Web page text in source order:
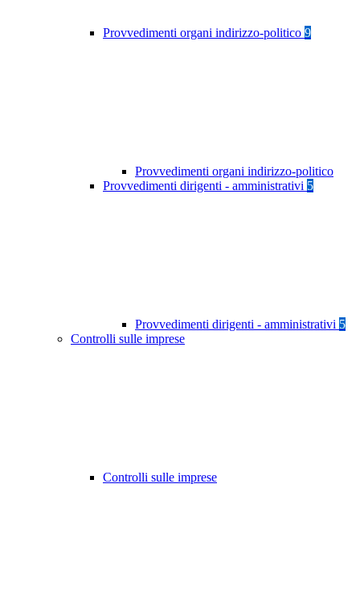
Provvedimenti organi indirizzo-politico 9
Provvedimenti organi indirizzo-politico
Provvedimenti dirigenti - amministrativi 5
Provvedimenti dirigenti - amministrativi 5
Controlli sulle imprese
Controlli sulle imprese